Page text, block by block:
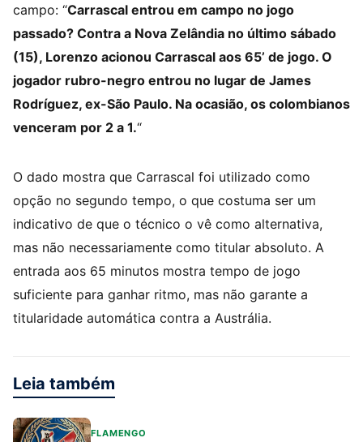
campo: “Carrascal entrou em campo no jogo
passado? Contra a Nova Zelândia no último sábado
(15), Lorenzo acionou Carrascal aos 65’ de jogo. O
jogador rubro-negro entrou no lugar de James
Rodríguez, ex-São Paulo. Na ocasião, os colombianos
venceram por 2 a 1.“
O dado mostra que Carrascal foi utilizado como
opção no segundo tempo, o que costuma ser um
indicativo de que o técnico o vê como alternativa,
mas não necessariamente como titular absoluto. A
entrada aos 65 minutos mostra tempo de jogo
suficiente para ganhar ritmo, mas não garante a
titularidade automática contra a Austrália.
Leia também
FLAMENGO